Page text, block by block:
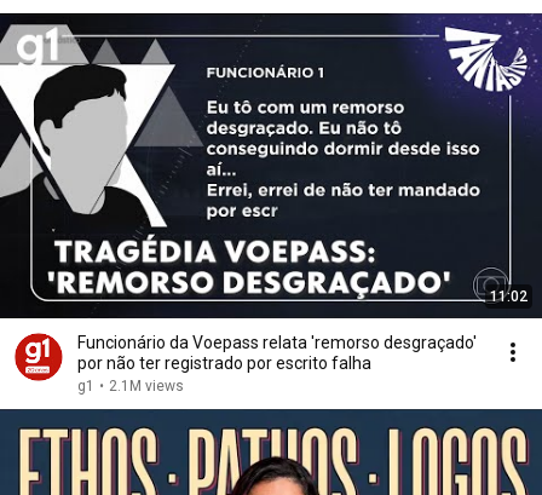
11:02
Funcionário da Voepass relata 'remorso desgraçado'
por não ter registrado por escrito falha
g1 • 2.1M views